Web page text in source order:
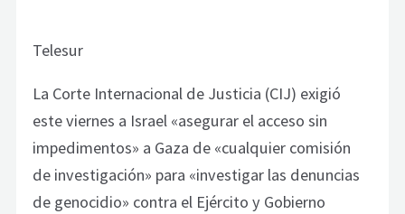
Telesur
La Corte Internacional de Justicia (CIJ) exigió
este viernes a Israel «asegurar el acceso sin
impedimentos» a Gaza de «cualquier comisión
de investigación» para «investigar las denuncias
de genocidio» contra el Ejército y Gobierno